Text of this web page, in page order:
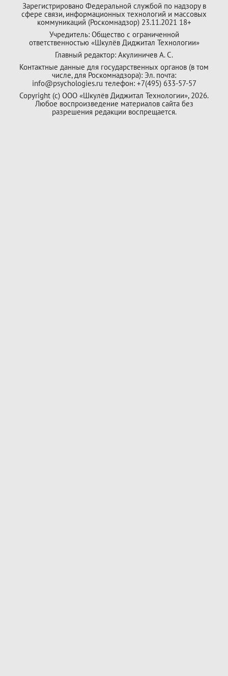
Зарегистрировано Федеральной службой по надзору в
сфере связи, информационных технологий и массовых
коммуникаций (Роскомнадзор) 23.11.2021 18+
Учредитель: Общество с ограниченной
ответственностью «Шкулёв Диджитал Технологии»
Главный редактор: Акулиничев А. С.
Контактные данные для государственных органов (в том
числе, для Роскомнадзора): Эл. почта:
info@psychologies.ru телефон: +7(495) 633-57-57
Copyright (с) ООО «Шкулёв Диджитал Технологии», 2026.
Любое воспроизведение материалов сайта без
разрешения редакции воспрещается.